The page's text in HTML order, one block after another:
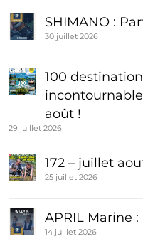
SHIMANO :
30 juillet 2026
100
août !
29 juillet 2026
172 – juillet
25 juillet 2026
APRIL Marine
14 juillet 2026